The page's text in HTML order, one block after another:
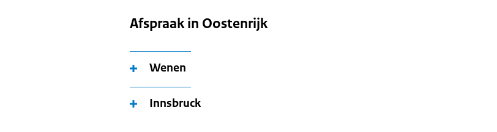
Afspraak in Oostenrijk
Wenen
Innsbruck